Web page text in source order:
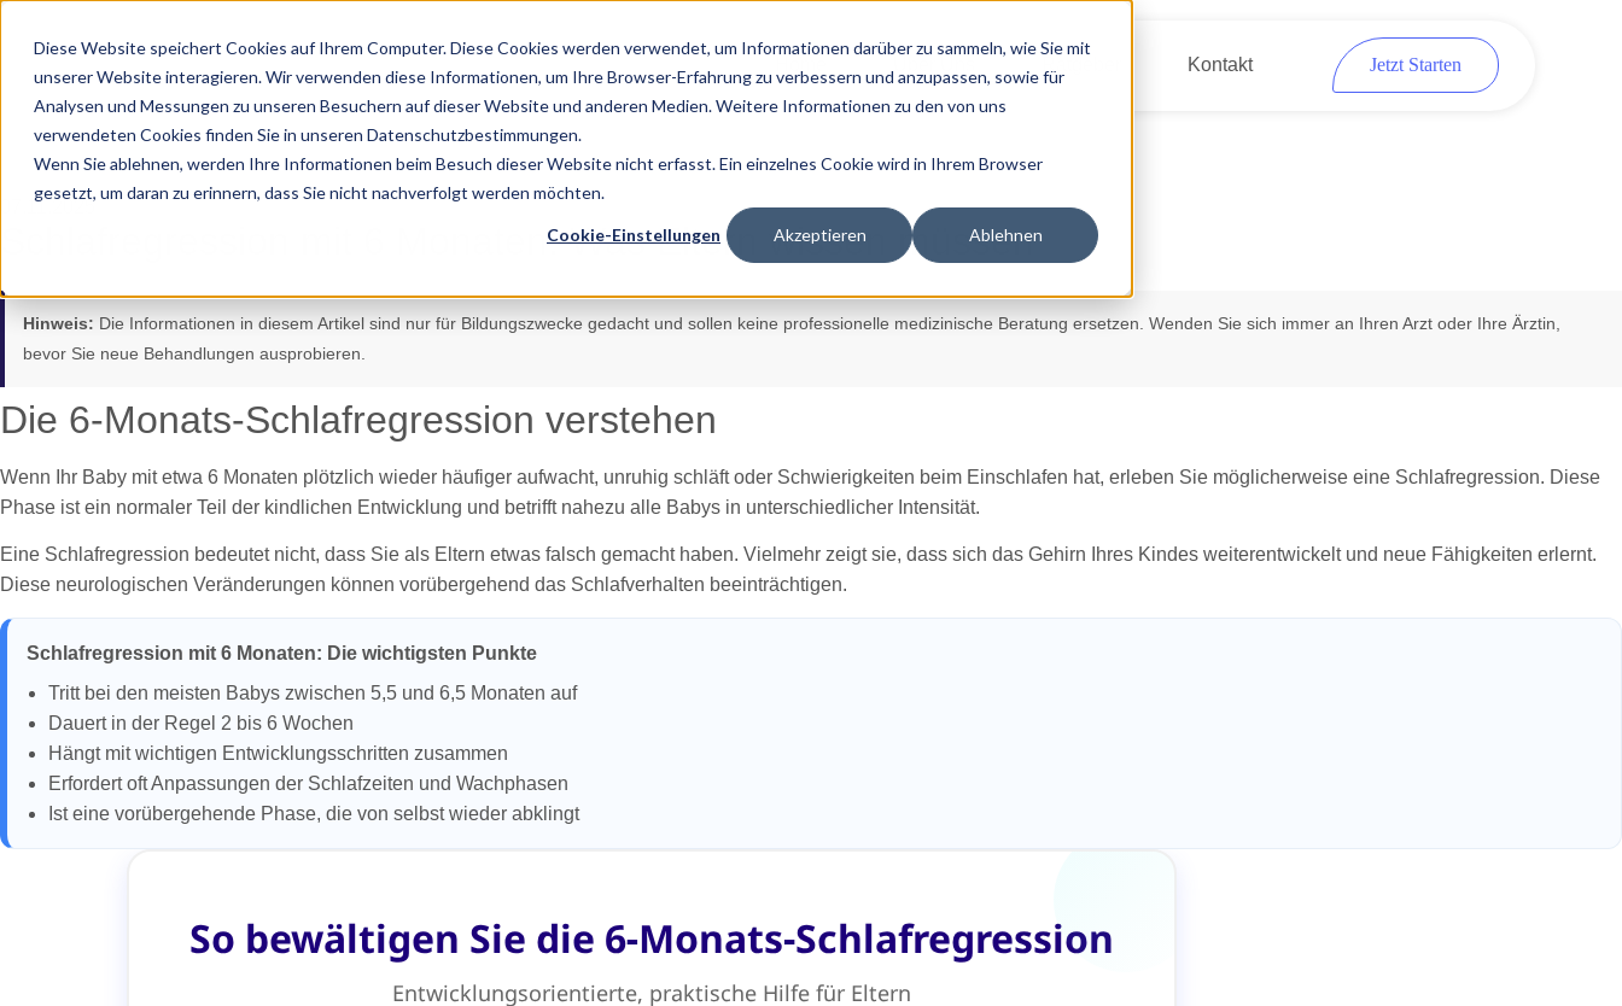
Diese Website speichert Cookies auf Ihrem Computer. Diese Cookies werden verwendet, um Informationen darüber zu sammeln, wie Sie mit
unserer Website interagieren. Wir verwenden diese Informationen, um Ihre Browser-Erfahrung zu verbessern und anzupassen, sowie für
Analysen und Messungen zu unseren Besuchern auf dieser Website und anderen Medien. Weitere Informationen zu den von uns
verwendeten Cookies finden Sie in unseren Datenschutzbestimmungen.
Wenn Sie ablehnen, werden Ihre Informationen beim Besuch dieser Website nicht erfasst. Ein einzelnes Cookie wird in Ihrem Browser
gesetzt, um daran zu erinnern, dass Sie nicht nachverfolgt werden möchten.
Cookie-Einstellungen Akzeptieren Ablehnen
Kontakt Jetzt Starten
07.11.2025
Schlafregression mit 6 Monaten: Was Eltern wissen müssen
Hinweis: Die Informationen in diesem Artikel sind nur für Bildungszwecke gedacht und sollen keine professionelle medizinische Beratung ersetzen. Wenden Sie sich immer an Ihren Arzt oder Ihre Ärztin,
bevor Sie neue Behandlungen ausprobieren.
Die 6-Monats-Schlafregression verstehen
Wenn Ihr Baby mit etwa 6 Monaten plötzlich wieder häufiger aufwacht, unruhig schläft oder Schwierigkeiten beim Einschlafen hat, erleben Sie möglicherweise eine Schlafregression. Diese
Phase ist ein normaler Teil der kindlichen Entwicklung und betrifft nahezu alle Babys in unterschiedlicher Intensität.
Eine Schlafregression bedeutet nicht, dass Sie als Eltern etwas falsch gemacht haben. Vielmehr zeigt sie, dass sich das Gehirn Ihres Kindes weiterentwickelt und neue Fähigkeiten erlernt.
Diese neurologischen Veränderungen können vorübergehend das Schlafverhalten beeinträchtigen.
Schlafregression mit 6 Monaten: Die wichtigsten Punkte
Tritt bei den meisten Babys zwischen 5,5 und 6,5 Monaten auf
Dauert in der Regel 2 bis 6 Wochen
Hängt mit wichtigen Entwicklungsschritten zusammen
Erfordert oft Anpassungen der Schlafzeiten und Wachphasen
Ist eine vorübergehende Phase, die von selbst wieder abklingt